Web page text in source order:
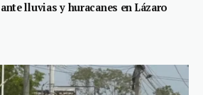
lluvias y huracanes en Lázaro